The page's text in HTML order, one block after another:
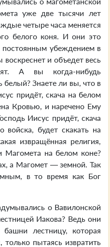
уже две тысячи лет
четыре часа меняется
белого коня. И они это
постоянным убеждением в
и объедет весь
А вы когда-нибудь
белый? Знаете ли вы, что в
придёт, скача на белом
Кровью, и наречено Ему
Иисус придёт, скача
войска, будет скакать на
извращённая религия,
Магомета на белом коне?
а Магомет — земной. Так
в то время как Бог
о Вавилонской
Иакова? Ведь они
башни лестницу, которая
пытаясь извратить